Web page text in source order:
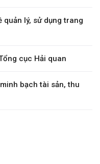
quản lý, sử dụng trang
cục Hải quan
bạch tài sản, thu